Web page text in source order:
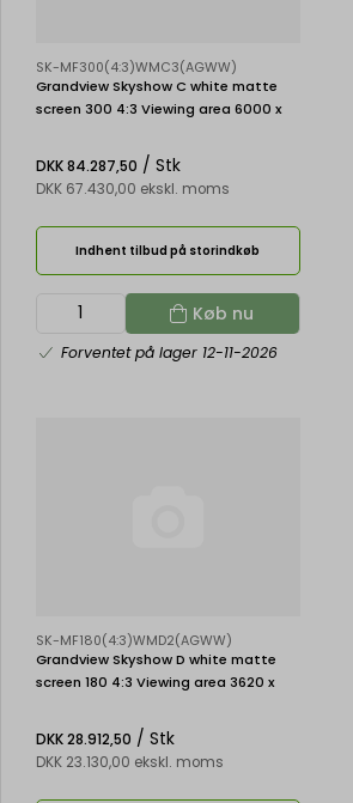
SK-MF300(4:3)WMC3(AGWW)
Grandview Skyshow C white matte
screen 300 4:3 Viewing area 6000 x
DKK 84.287,50 / Stk
DKK 67.430,00 ekskl. moms
Indhent tilbud på storindkøb
Køb nu
Forventet på lager 12-11-2026
SK-MF180(4:3)WMD2(AGWW)
Grandview Skyshow D white matte
screen 180 4:3 Viewing area 3620 x
DKK 28.912,50 / Stk
DKK 23.130,00 ekskl. moms